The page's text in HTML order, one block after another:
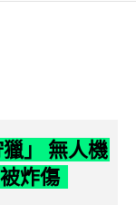
」 無人機
炸傷